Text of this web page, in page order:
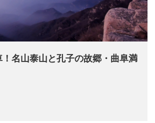
！名山泰山と孔子の故郷・曲阜満